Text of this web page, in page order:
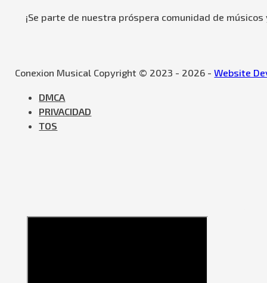
¡Se parte de nuestra próspera comunidad de
Conexion Musical Copyright © 2023 - 2026 -Website
DMCA
PRIVACIDAD
TOS